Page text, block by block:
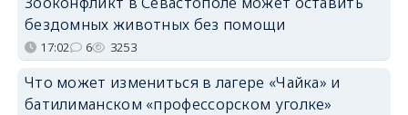
бездомных животных без помощи
17:02 6 3253
Что может измениться в лагере «Чайка» и
батилиманском «профессорском уголке»